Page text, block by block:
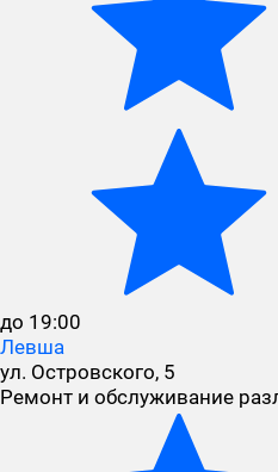
до 19:00
Левша
ул. Островского, 5
Ремонт и обслуживание